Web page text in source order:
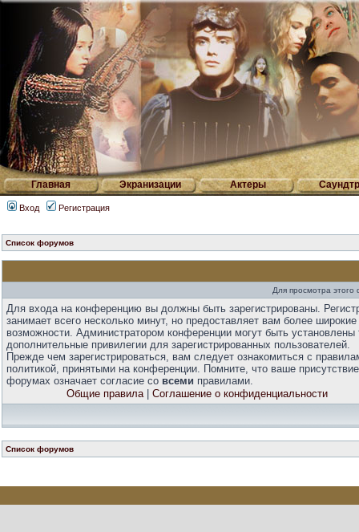
Главная Экранизации Актеры
Вход Регистрация
Список форумов
Для просмотра
Для входа на конференцию вы должны быть зарегистрированы.
занимает всего несколько минут, но предоставляет вам более широкие
возможности. Администратором конференции могут быть установлены
дополнительные привилегии для зарегистрированных пользователей.
Прежде чем зарегистрироваться, вам следует ознакомиться с
политикой, принятыми на конференции. Помните, что ваше
форумах означает согласие со всеми правилами.
Общие правила| Соглашение о конфиденциальности
Список форумов